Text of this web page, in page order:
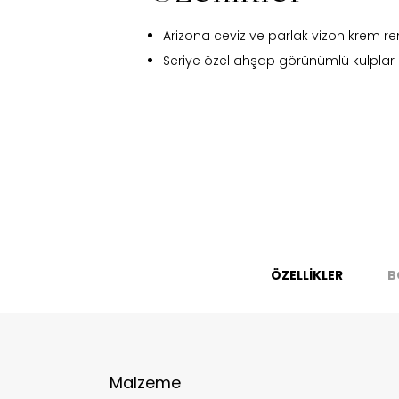
Arizona ceviz ve parlak vizon krem
Seriye özel ahşap görünümlü kulplar
ÖZELLİKLER
Malzeme